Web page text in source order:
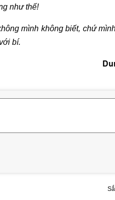
như thế!
mình không biết, chứ
bí.